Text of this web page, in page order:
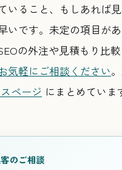
いること、もしあれば
いです。未定の項目が
の外注や見積もり比較
気軽にご相談ください
ページ にまとめていま
のご相談